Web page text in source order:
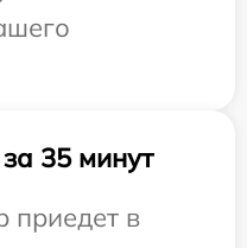
35 минут
приедет в